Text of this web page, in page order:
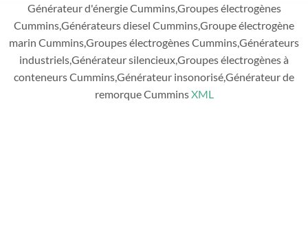
Générateur d'énergie Cummins,Groupes électrogènes
Cummins,Générateurs diesel Cummins,Groupe électrogène
marin Cummins,Groupes électrogènes Cummins,Générateurs
industriels,Générateur silencieux,Groupes électrogènes à
conteneurs Cummins,Générateur insonorisé,Générateur de
remorque CumminsXML